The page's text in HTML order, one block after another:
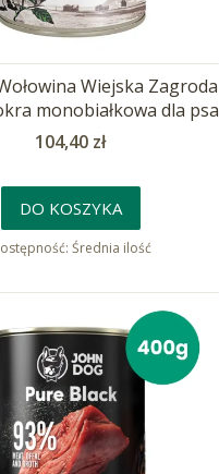
Wiejska Zagroda
monobiałkowa dla psa
Cena
104,40 zł
DO KOSZYKA
Średnia ilość